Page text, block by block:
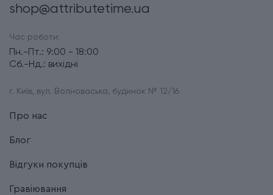
shop@attributetime.ua
Час роботи:
Пн.-Пт.: 9:00 - 18:00
Сб.-Нд.: вихідні
г. Київ, вул. Волноваська, будинок № 12/16
Про нас
Блог
Відгуки покупців
Гравіювання